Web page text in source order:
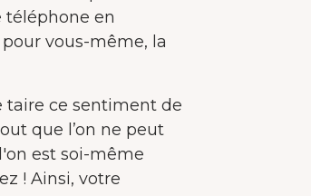
téléphone en
vous-même, la
taire ce sentiment de
que l’on ne peut
est soi-même
! Ainsi, votre